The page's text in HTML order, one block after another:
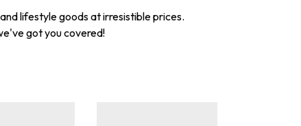
lifestyle goods at irresistible prices.
got you covered!